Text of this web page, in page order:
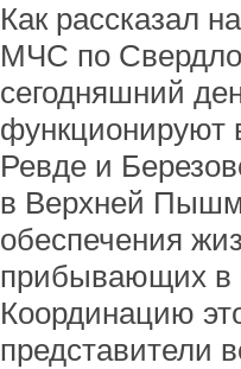
Как рассказал
МЧС по
сегодняшний
функционируют
Ревде и
в Верхней
обеспечения
прибывающих в
Координацию
представители